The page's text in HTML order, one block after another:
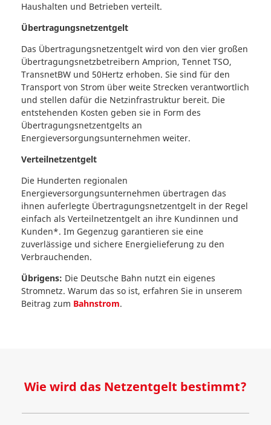
Haushalten und Betrieben verteilt.
Übertragungsnetzentgelt
Das Übertragungsnetzentgelt wird von den vier großen
Übertragungsnetzbetreibern Amprion, Tennet TSO,
TransnetBW und 50Hertz erhoben. Sie sind für den
Transport von Strom über weite Strecken verantwortlich
und stellen dafür die Netzinfrastruktur bereit. Die
entstehenden Kosten geben sie in Form des
Übertragungsnetzentgelts an
Energieversorgungsunternehmen weiter.
Verteilnetzentgelt
Die Hunderten regionalen
Energieversorgungsunternehmen übertragen das
ihnen auferlegte Übertragungsnetzentgelt in der Regel
einfach als Verteilnetzentgelt an ihre Kundinnen und
Kunden*. Im Gegenzug garantieren sie eine
zuverlässige und sichere Energielieferung zu den
Verbrauchenden.
Übrigens: Die Deutsche Bahn nutzt ein eigenes
Stromnetz. Warum das so ist, erfahren Sie in unserem
Beitrag zum Bahnstrom.
Wie wird das Netzentgelt bestimmt?